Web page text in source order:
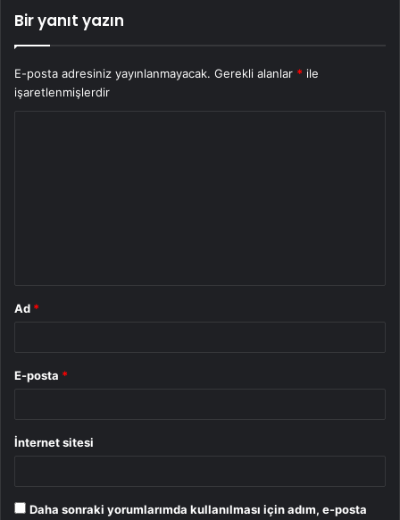
Bir yanıt yazın
E-posta adresiniz yayınlanmayacak. Gerekli alanlar * ile
işaretlenmişlerdir
Ad *
E-posta *
İnternet sitesi
Daha sonraki yorumlarımda kullanılması için adım, e-posta